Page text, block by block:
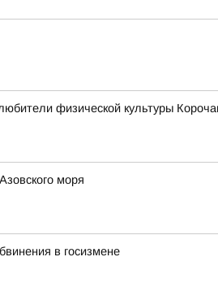
физической культуры
моря
в госизмене